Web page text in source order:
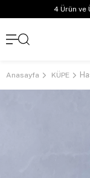
4 Ürün ve
Anasayfa KÜPE